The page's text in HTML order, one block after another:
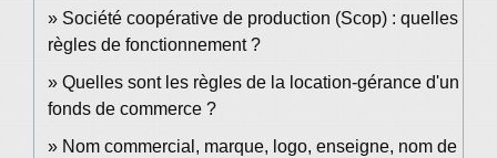
Société coopérative de production (Scop) : quelles
règles de fonctionnement ?
Quelles sont les règles de la location-gérance d'un
fonds de commerce ?
Nom commercial, marque, logo, enseigne, nom de